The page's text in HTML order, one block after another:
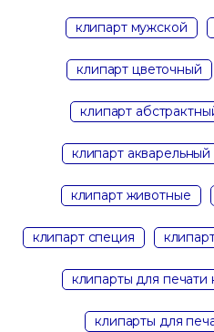
клипарт мужской
клипарт цветочный
клипарт
клипарт акварельный
клипарт животные
клипарт специя
клипарты для печати
клипарты для